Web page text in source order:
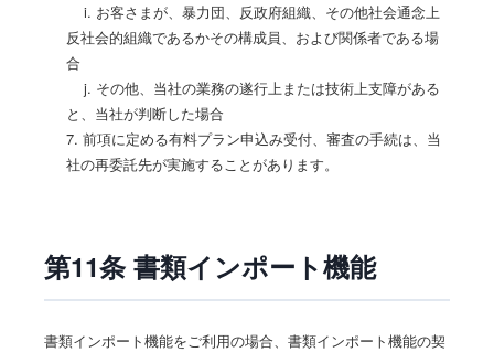
i. お客さまが、暴力団、反政府組織、その他社会通念上
反社会的組織であるかその構成員、および関係者である場
合
j. その他、当社の業務の遂行上または技術上支障がある
と、当社が判断した場合
7. 前項に定める有料プラン申込み受付、審査の手続は、当
社の再委託先が実施することがあります。
第11条 書類インポート機能
書類インポート機能をご利用の場合、書類インポート機能の契